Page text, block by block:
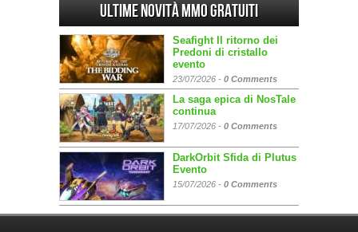
Ultime Novità MMO gratuiti
Seafight Il ritorno dei
Predoni di cristallo
evento
23/07/2026 - 0 Comments
La saga epica di NosTale
continua
17/07/2026 - 0 Comments
DarkOrbit Sfida di Plutus
Evento
15/07/2026 - 0 Comments